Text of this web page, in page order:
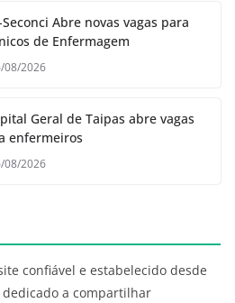
Seconci Abre novas vagas para
de Enfermagem
08/2026
Geral de Taipas abre vagas
enfermeiros
08/2026
confiável e estabelecido desde
a compartilhar